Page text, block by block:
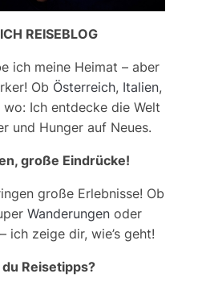
REISEBLOG
ich meine Heimat – aber
Ob Österreich, Italien,
Ich entdecke die Welt
und Hunger auf Neues.
große Eindrücke!
große Erlebnisse! Ob
Wanderungenoder
ich zeige dir, wie’s geht!
Reisetipps?